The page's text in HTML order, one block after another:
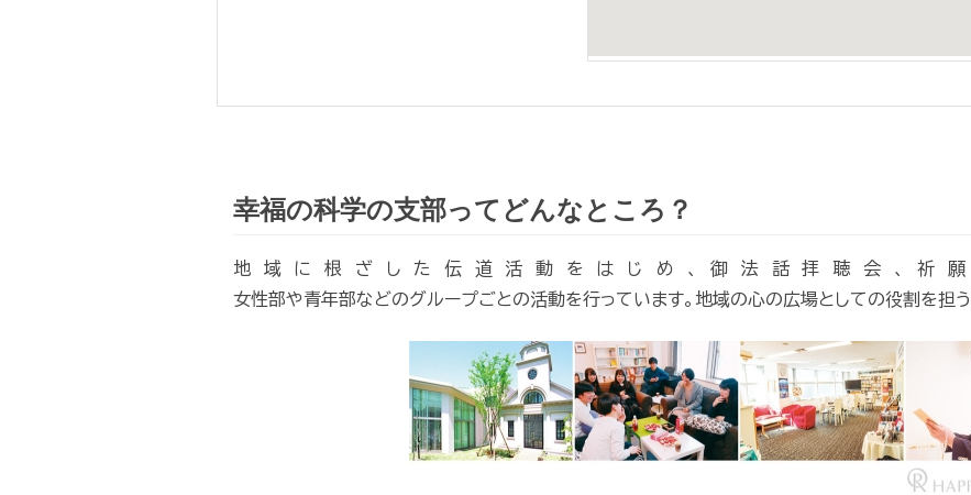
幸福の科学の支部ってどんなところ？
地域に根ざした伝道活動をはじめ、御法話拝聴会、祈願
女性部や青年部などのグループごとの活動を行っています。地域の心の広場としての役割を担